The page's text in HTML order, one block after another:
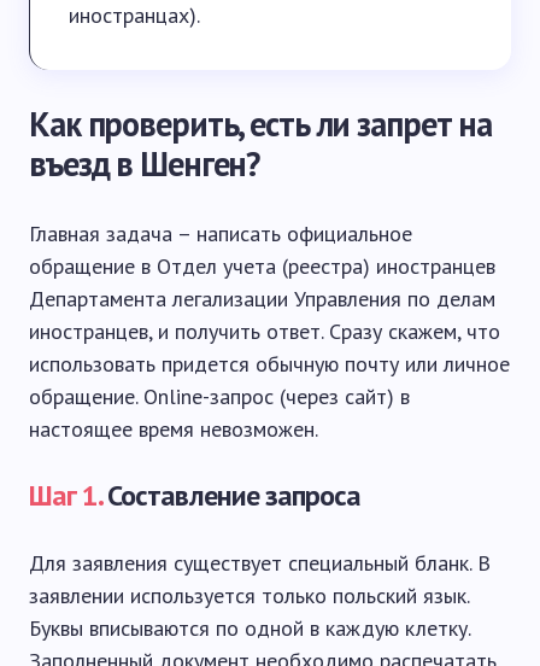
иностранцах).
Как проверить, есть ли запрет на
въезд в Шенген?
Главная задача – написать официальное
обращение в Отдел учета (реестра) иностранцев
Департамента легализации Управления по делам
иностранцев, и получить ответ. Сразу скажем, что
использовать придется обычную почту или личное
обращение. Online-запрос (через сайт) в
настоящее время невозможен.
Шаг 1.Составление запроса
Для заявления существует специальный бланк. В
заявлении используется только польский язык.
Буквы вписываются по одной в каждую клетку.